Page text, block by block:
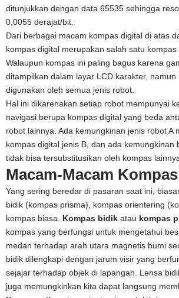
ditunjukkan dengan data 65535 sehingga
0,0055 derajat/bit.
Dari berbagai macam kompas digital di atas
kompas digital merupakan salah satu kompas
Walaupun kompas ini paling bagus karena
ditampilkan dalam layar LCD karakter, namun
digunakan oleh semua jenis robot.
Hal ini dikarenakan setiap robot mempunyai
navigasi berupa kompas digital yang beda
robot lainnya. Ada kemungkinan jenis robot A
kompas digital jenis B, dan ada kemungkinan
tidak bisa tersubstitusikan oleh kompas
Macam-Macam Kompas
Yang sering beredar di pasaran saat ini,
bidik (kompas prisma), kompas orientering
kompas biasa. Kompas bidik atau kompas
kompas yang berfungsi untuk mengetahui
medan terhadap arah utara magnetis bumi
bidik dilengkapi dengan jarum visir yang
sejajar terhadap objek di lapangan. Lensa
juga memungkinkan kita dapat langsung